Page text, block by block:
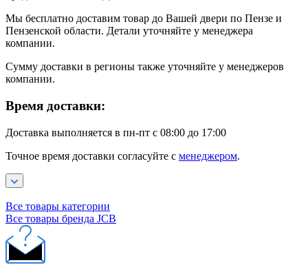
Мы бесплатно доставим товар до Вашей двери по Пензе и
Пензенской области. Детали уточняйте у менеджера
компании.
Сумму доставки в регионы также уточняйте у менеджеров
компании.
Время доставки:
Доставка выполняется в пн-пт с 08:00 до 17:00
Точное время доставки согласуйте с менеджером.
Все товары категории
Все товары бренда JCB